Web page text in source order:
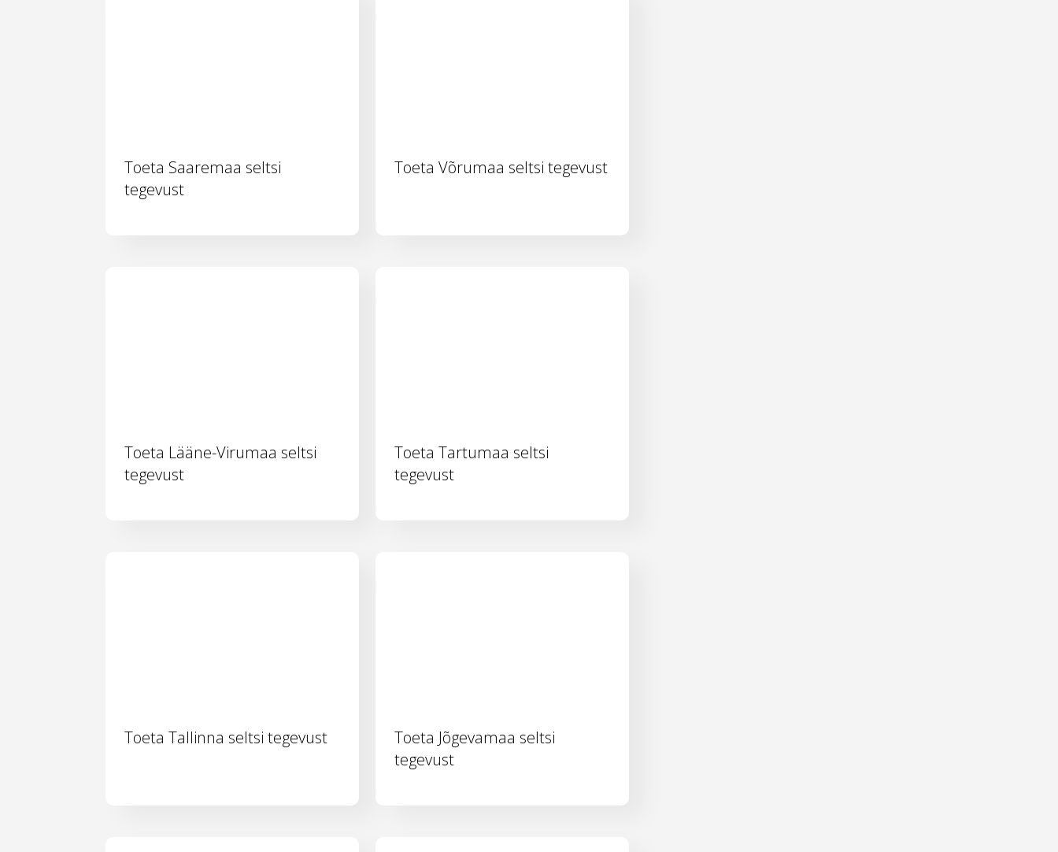
Toeta Saaremaa seltsi
tegevust
Toeta Võrumaa seltsi tegevust
Toeta Lääne-Virumaa seltsi
tegevust
Toeta Tartumaa seltsi
tegevust
Toeta Tallinna seltsi tegevust
Toeta Jõgevamaa seltsi
tegevust